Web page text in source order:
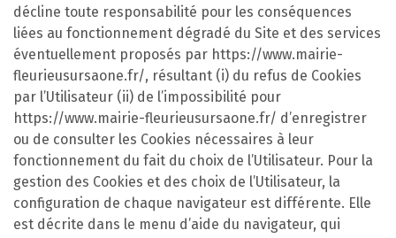
décline toute responsabilité pour les conséquences
liées au fonctionnement dégradé du Site et des services
éventuellement proposés par https://www.mairie-
fleurieusursaone.fr/, résultant (i) du refus de Cookies
par l’Utilisateur (ii) de l’impossibilité pour
https://www.mairie-fleurieusursaone.fr/ d’enregistrer
ou de consulter les Cookies nécessaires à leur
fonctionnement du fait du choix de l’Utilisateur. Pour la
gestion des Cookies et des choix de l’Utilisateur, la
configuration de chaque navigateur est différente. Elle
est décrite dans le menu d’aide du navigateur, qui